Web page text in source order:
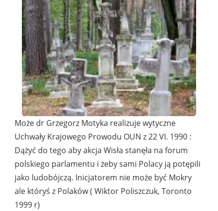
Może dr Grzegorz Motyka realizuje wytyczne
Uchwały Krajowego Prowodu OUN z 22 VI. 1990 :
Dążyć do tego aby akcja Wisła stanęła na forum
polskiego parlamentu i żeby sami Polacy ją potępili
jako ludobójczą. Inicjatorem nie może być Mokry
ale któryś z Polaków ( Wiktor Poliszczuk, Toronto
1999 r)